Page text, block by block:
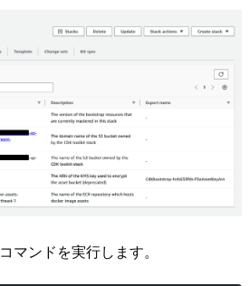
コマンドを実行します。